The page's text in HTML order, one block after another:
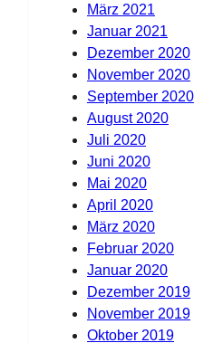
März 2021
Januar 2021
Dezember 2020
November 2020
September 2020
August 2020
Juli 2020
Juni 2020
Mai 2020
April 2020
März 2020
Februar 2020
Januar 2020
Dezember 2019
November 2019
Oktober 2019